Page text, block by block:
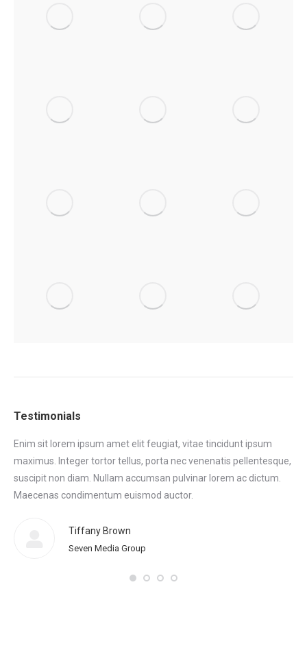
Testimonials
Enim sit lorem ipsum amet elit feugiat, vitae tincidunt ipsum
maximus. Integer tortor tellus, porta nec venenatis pellentesque,
suscipit non diam. Nullam accumsan pulvinar lorem ac dictum.
Maecenas condimentum euismod auctor.
Tiffany Brown
Seven Media Group